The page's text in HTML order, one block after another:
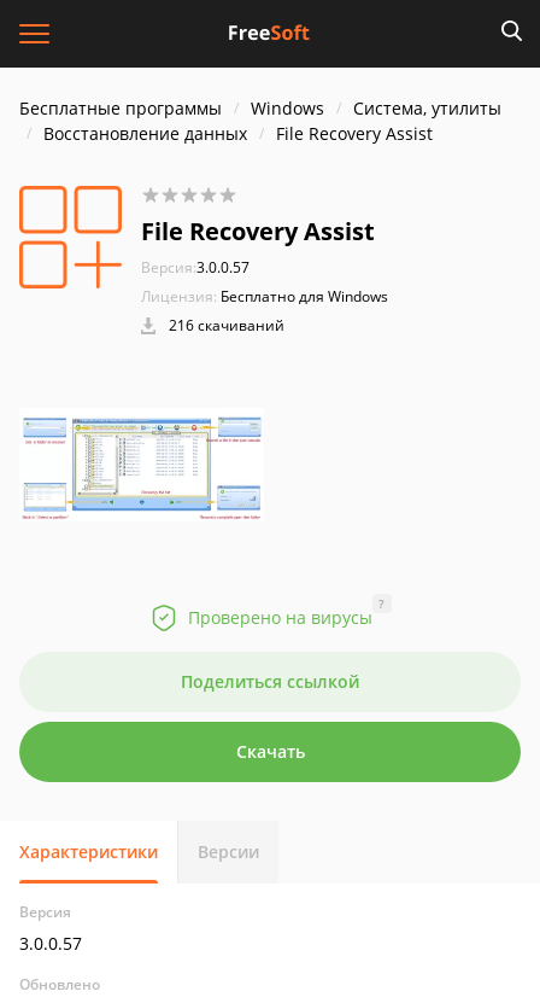
Бесплатные программы Windows
Система, утилиты
Восстановление данных
File Recovery Assist
File Recovery Assist
Версия:3.0.0.57
Лицензия: Бесплатно для Windows
216 скачиваний
Проверено на вирусы
?
Поделиться ссылкой
Скачать
Характеристики Версии
Версия
3.0.0.57
Обновлено